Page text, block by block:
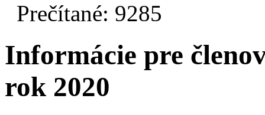
Prečítané: 9285
Informácie pre
rok 2020